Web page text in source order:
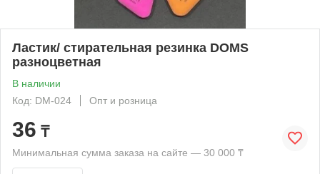
Ластик/ стирательная резинка DOMS
разноцветная
В наличии
Код: DM-024
Опт и розница
36 ₸
Минимальная сумма заказа на сайте — 30 000 ₸